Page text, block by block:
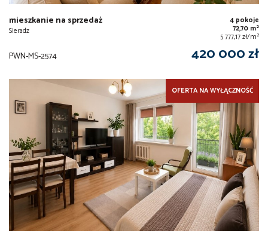
mieszkanie na sprzedaż
Sieradz
4 pokoje
72,70 m2
5 777,17 zł/m2
PWN-MS-2574 420 000 zł
OFERTA NA WYŁĄCZNOŚĆ